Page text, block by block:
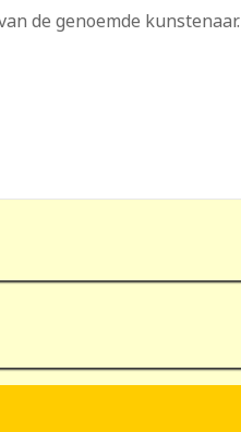
de genoemde kunstenaar.